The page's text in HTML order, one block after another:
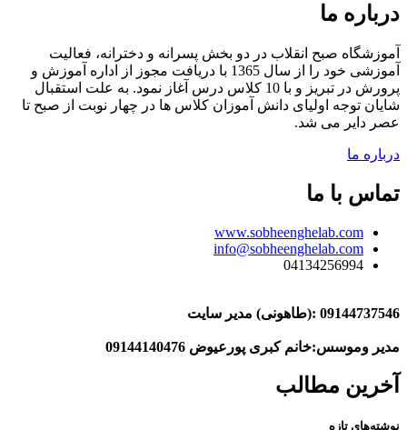
درباره ما
آموزشگاه صبح انقلاب در دو بخش پسرانه و دخترانه، فعالیت
آموزشی خود را از سال 1365 با دریافت مجوز از اداره آموزش و
پرورش در تبریز و با 10 کلاس درس آغاز نمود. به علت استقبال
شایان توجه اولیای دانش آموزان کلاس ها در چهار نوبت از صبح تا
عصر دایر می شد.
درباره ما
تماس با ما
www.sobheenghelab.com
info@sobheenghelab.com
04134256994
09144737546 :(طاهونی) مدیر سایت
مدیر وموسس:خانم کبری پورعیوض 09144140476
آخرین مطالب
نوشته‌های تازه